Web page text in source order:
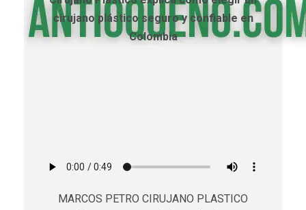
cirujano plástico seguro y confiable en
Colombia
MARCOS PETRO CIRUJANO PLASTICO